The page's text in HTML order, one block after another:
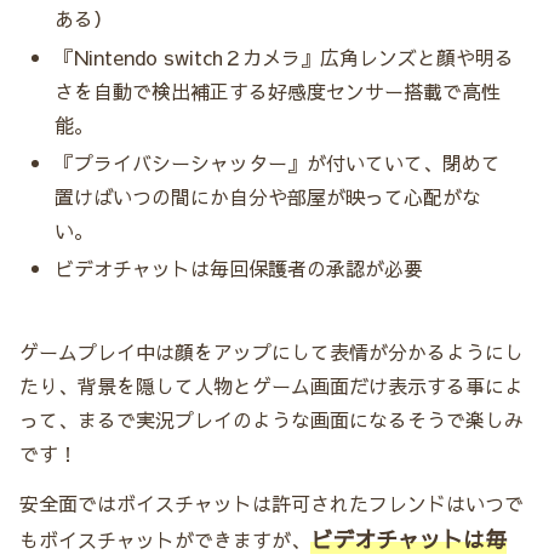
ある）
『Nintendo switch２カメラ』広角レンズと顔や明る
さを自動で検出補正する好感度センサー搭載で高性
能。
『プライバシーシャッター』が付いていて、閉めて
置けばいつの間にか自分や部屋が映って心配がな
い。
ビデオチャットは毎回保護者の承認が必要
ゲームプレイ中は顔をアップにして表情が分かるようにし
たり、背景を隠して人物とゲーム画面だけ表示する事によ
って、まるで実況プレイのような画面になるそうで楽しみ
です！
安全面ではボイスチャットは許可されたフレンドはいつで
もボイスチャットができますが、 ビデオチャットは毎